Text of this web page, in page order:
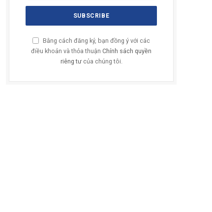
Bằng cách đăng ký, bạn đồng ý với các
điều khoản và thỏa thuận Chính sách quyền
riêng tưcủa chúng tôi.